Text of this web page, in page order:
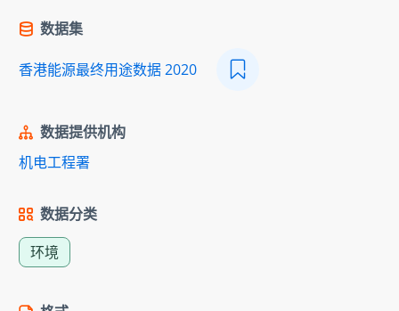
数据集
香港能源最终用途数据 2020
数据提供机构
机电工程署
数据分类
环境